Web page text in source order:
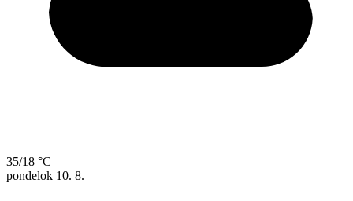
35/18 °C
pondelok 10. 8.